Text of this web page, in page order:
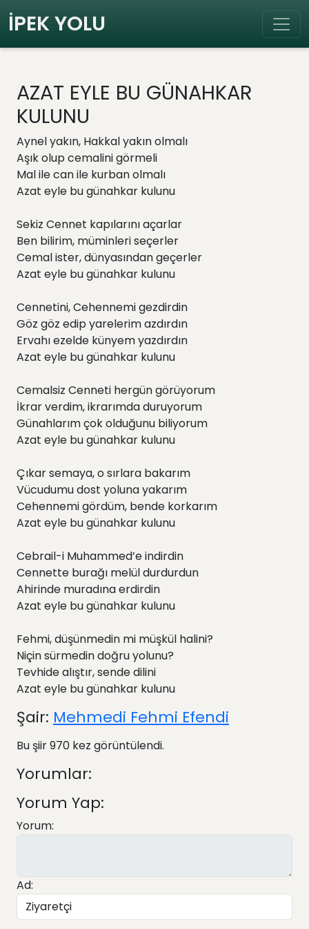
İPEK YOLU
AZAT EYLE BU GÜNAHKAR
KULUNU
Aynel yakın, Hakkal yakın olmalı
Aşık olup cemalini görmeli
Mal ile can ile kurban olmalı
Azat eyle bu günahkar kulunu
Sekiz Cennet kapılarını açarlar
Ben bilirim, müminleri seçerler
Cemal ister, dünyasından geçerler
Azat eyle bu günahkar kulunu
Cennetini, Cehennemi gezdirdin
Göz göz edip yarelerim azdırdın
Ervahı ezelde künyem yazdırdın
Azat eyle bu günahkar kulunu
Cemalsiz Cenneti hergün görüyorum
İkrar verdim, ikrarımda duruyorum
Günahlarım çok olduğunu biliyorum
Azat eyle bu günahkar kulunu
Çıkar semaya, o sırlara bakarım
Vücudumu dost yoluna yakarım
Cehennemi gördüm, bende korkarım
Azat eyle bu günahkar kulunu
Cebrail-i Muhammed’e indirdin
Cennette burağı melül durdurdun
Ahirinde muradına erdirdin
Azat eyle bu günahkar kulunu
Fehmi, düşünmedin mi müşkül halini?
Niçin sürmedin doğru yolunu?
Tevhide alıştır, sende dilini
Azat eyle bu günahkar kulunu
Şair: Mehmedi Fehmi Efendi
Bu şiir 970 kez görüntülendi.
Yorumlar:
Yorum Yap:
Yorum:
Ad: